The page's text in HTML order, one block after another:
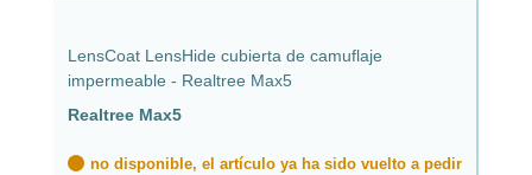
LensCoat LensHide cubierta de camuflaje
impermeable - Realtree Max5
Realtree Max5
no disponible, el artículo ya ha sido vuelto a pedir